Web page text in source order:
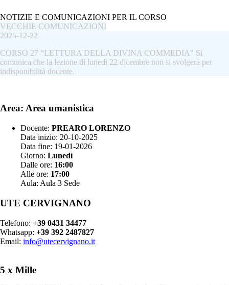
NOTIZIE E COMUNICAZIONI PER IL CORSO
VECCHIE COMUNICAZIONI
2025-12-22
CORSO 27 “LETTURA DELLA DIVINA COMMEDIA" Si
comunica che la lezione di lunedì 22 dicembre non si svolgerà per
indisponibilità docente.
Area: Area umanistica
Docente: PREARO LORENZO
Data inizio: 20-10-2025
Data fine: 19-01-2026
Giorno: Lunedì
Dalle ore: 16:00
Alle ore: 17:00
Aula: Aula 3 Sede
UTE CERVIGNANO
Telefono: +39 0431 34477
Whatsapp: +39 392 2487827
Email: info@utecervignano.it
5 x Mille